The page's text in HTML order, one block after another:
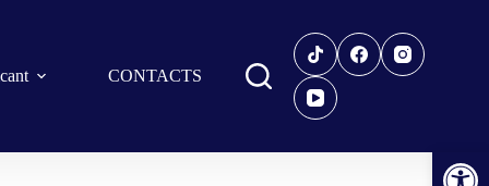
Open toolbar
CONTACTS